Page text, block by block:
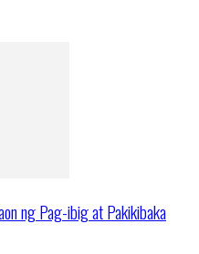
ng Pag-ibig at Pakikibaka